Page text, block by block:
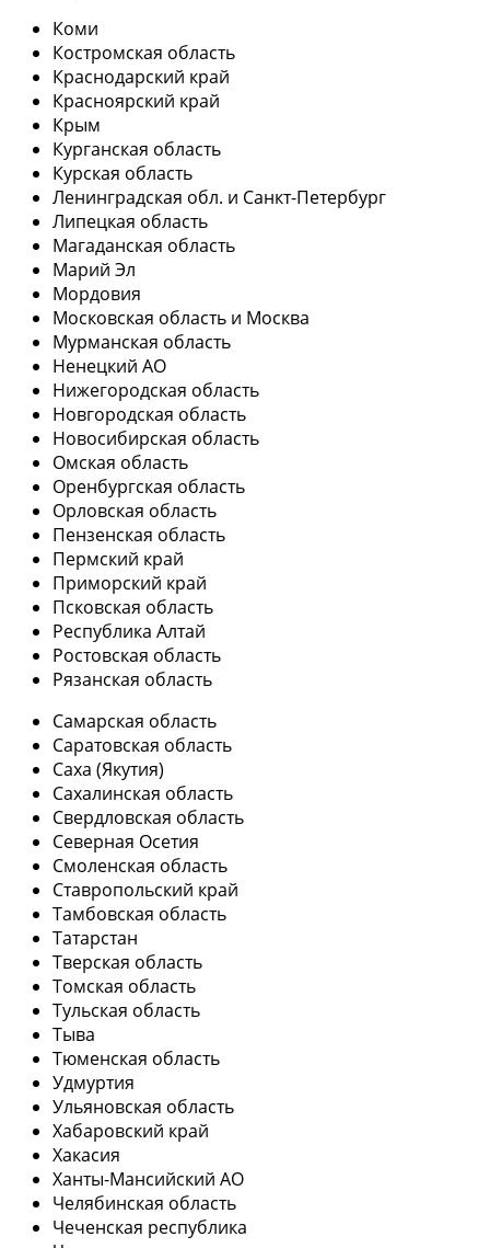
Коми
Костромская область
Краснодарский край
Красноярский край
Крым
Курганская область
Курская область
Ленинградская обл. и Санкт-Петербург
Липецкая область
Магаданская область
Марий Эл
Мордовия
Московская область и Москва
Мурманская область
Ненецкий АО
Нижегородская область
Новгородская область
Новосибирская область
Омская область
Оренбургская область
Орловская область
Пензенская область
Пермский край
Приморский край
Псковская область
Республика Алтай
Ростовская область
Рязанская область
Самарская область
Саратовская область
Саха (Якутия)
Сахалинская область
Свердловская область
Северная Осетия
Смоленская область
Ставропольский край
Тамбовская область
Татарстан
Тверская область
Томская область
Тульская область
Тыва
Тюменская область
Удмуртия
Ульяновская область
Хабаровский край
Хакасия
Ханты-Мансийский АО
Челябинская область
Чеченская республика